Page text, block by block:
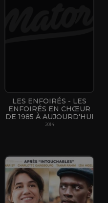
LES ENFOIRÉS - LES
ENFOIRÉS EN CHŒUR
DE 1985 À AUJOURD'HUI
2014